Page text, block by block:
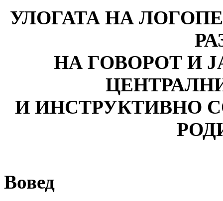
УЛОГАТА НА
НА ГОВОРОТ И
И ИНСТРУКТИВНО
Вовед